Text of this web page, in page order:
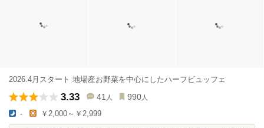
2026.4月スタート 地場産お野菜を中心にしたハーフビュッフェ
3.33 41 人 990 人
- ￥2,000～￥2,999